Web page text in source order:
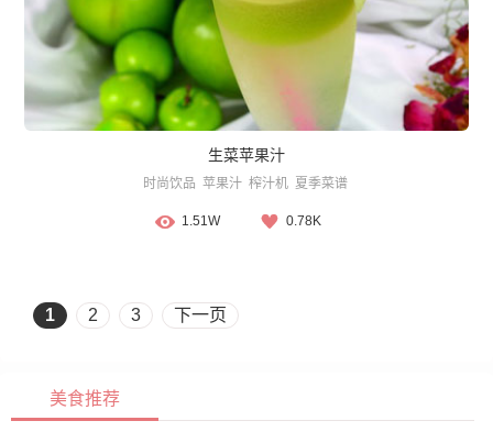
生菜苹果汁
时尚饮品 苹果汁 榨汁机 夏季菜谱
1.51W 0.78K
1 2 3 下一页
美食推荐